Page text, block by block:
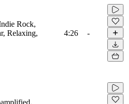
Rock,
Relaxing,
4:26 -